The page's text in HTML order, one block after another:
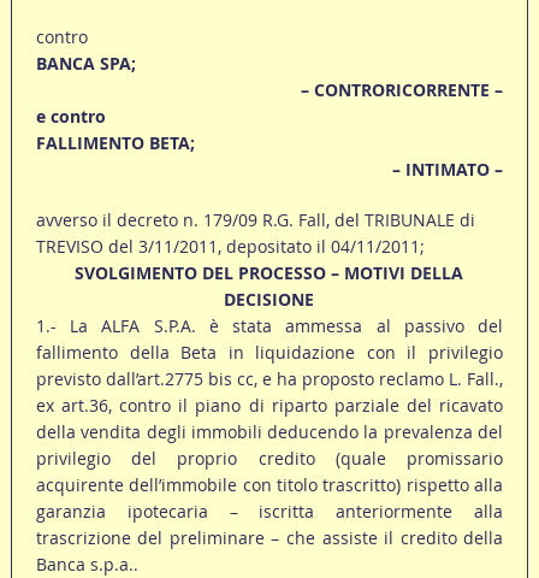
contro
BANCA SPA;
– CONTRORICORRENTE –
e contro
FALLIMENTO BETA;
– INTIMATO –
avverso il decreto n. 179/09 R.G. Fall, del TRIBUNALE di
TREVISO del 3/11/2011, depositato il 04/11/2011;
SVOLGIMENTO DEL PROCESSO – MOTIVI DELLA
DECISIONE
1.- La ALFA S.P.A. è stata ammessa al passivo del
fallimento della Beta in liquidazione con il privilegio
previsto dall’art.2775 bis cc, e ha proposto reclamo L. Fall.,
ex art.36, contro il piano di riparto parziale del ricavato
della vendita degli immobili deducendo la prevalenza del
privilegio del proprio credito (quale promissario
acquirente dell’immobile con titolo trascritto) rispetto alla
garanzia ipotecaria – iscritta anteriormente alla
trascrizione del preliminare – che assiste il credito della
Banca s.p.a..